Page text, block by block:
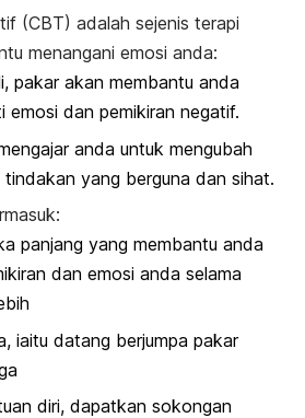
(CBT) adalah sejenis terapi
menangani emosi anda:
pakar akan membantu anda
emosi dan pemikiran negatif.
anda untuk mengubah
tindakan yang berguna dan sihat.
panjang yang membantu anda
dan emosi anda selama
iaitu datang berjumpa pakar
diri, dapatkan sokongan